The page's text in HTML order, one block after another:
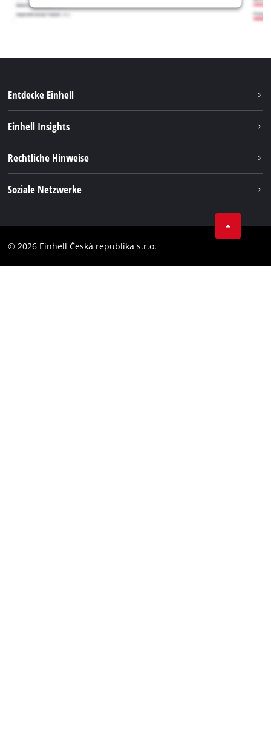
Entdecke Einhell
Akkusystem
Einhell Insights
Rechtliche Hinweise
Barrierefreiheits-Erklärung
Soziale Netzwerke
Instagram
© 2026 Einhell Česká republika s.r.o.